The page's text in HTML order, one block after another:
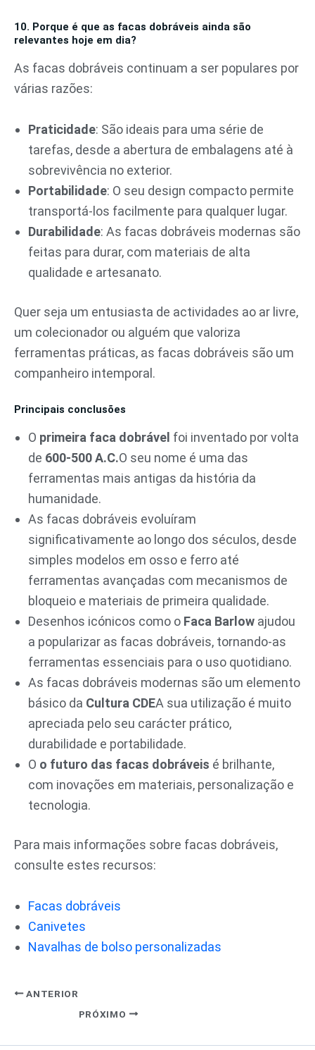
10. Porque é que as facas dobráveis ainda são
relevantes hoje em dia?
As facas dobráveis continuam a ser populares por
várias razões:
Praticidade: São ideais para uma série de
tarefas, desde a abertura de embalagens até à
sobrevivência no exterior.
Portabilidade: O seu design compacto permite
transportá-los facilmente para qualquer lugar.
Durabilidade: As facas dobráveis modernas são
feitas para durar, com materiais de alta
qualidade e artesanato.
Quer seja um entusiasta de actividades ao ar livre,
um colecionador ou alguém que valoriza
ferramentas práticas, as facas dobráveis são um
companheiro intemporal.
Principais conclusões
O primeira faca dobrável foi inventado por volta
de 600-500 A.C.O seu nome é uma das
ferramentas mais antigas da história da
humanidade.
As facas dobráveis evoluíram
significativamente ao longo dos séculos, desde
simples modelos em osso e ferro até
ferramentas avançadas com mecanismos de
bloqueio e materiais de primeira qualidade.
Desenhos icónicos como o Faca Barlow ajudou
a popularizar as facas dobráveis, tornando-as
ferramentas essenciais para o uso quotidiano.
As facas dobráveis modernas são um elemento
básico da Cultura CDEA sua utilização é muito
apreciada pelo seu carácter prático,
durabilidade e portabilidade.
O o futuro das facas dobráveis é brilhante,
com inovações em materiais, personalização e
tecnologia.
Para mais informações sobre facas dobráveis,
consulte estes recursos:
Facas dobráveis
Canivetes
Navalhas de bolso personalizadas
ANTERIOR
PRÓXIMO